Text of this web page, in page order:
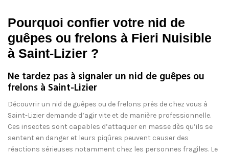
Pourquoi confier votre nid de
guêpes ou frelons à Fieri Nuisible
à Saint-Lizier ?
Ne tardez pas à signaler un nid de guêpes ou
frelons à Saint-Lizier
Découvrir un nid de guêpes ou de frelons près de chez vous à
Saint-Lizier demande d’agir vite et de manière professionnelle.
Ces insectes sont capables d’attaquer en masse dès qu’ils se
sentent en danger et leurs piqûres peuvent causer des
réactions sérieuses notamment chez les personnes fragiles. Le